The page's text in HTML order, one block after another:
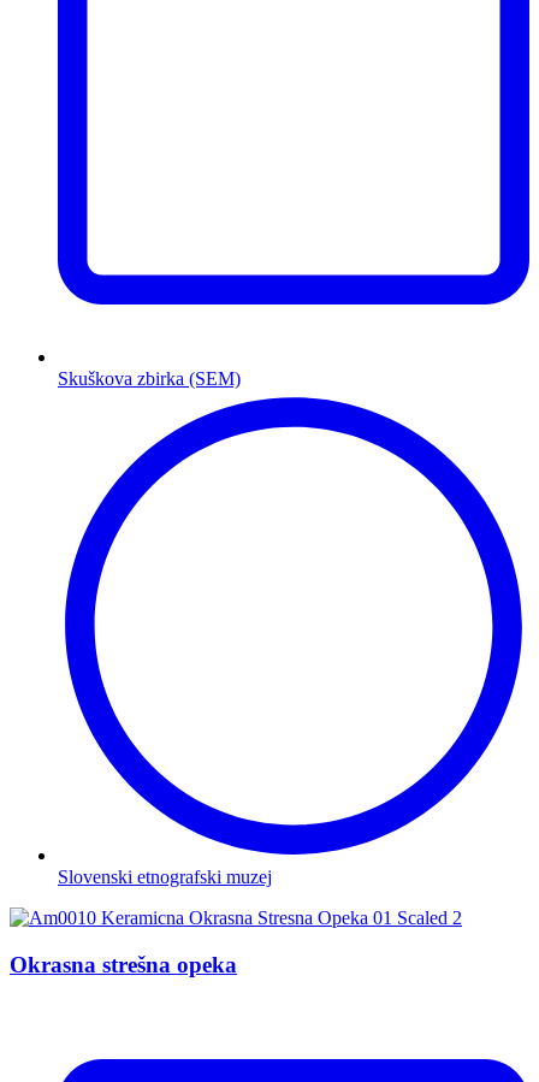
Skuškova zbirka (SEM)
Slovenski etnografski muzej
Okrasna strešna opeka